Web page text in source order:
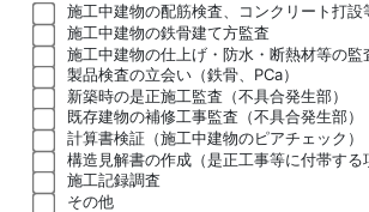
施工中建物の配筋検査、コンクリート打設
施工中建物の鉄骨建て方監査
施工中建物の仕上げ・防水・断熱材等の監
製品検査の立会い（鉄骨、PCa）
新築時の是正施工監査（不具合発生部）
既存建物の補修工事監査（不具合発生部）
計算書検証（施工中建物のピアチェック）
構造見解書の作成（是正工事等に付帯する
施工記録調査
その他